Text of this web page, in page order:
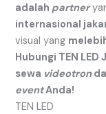
adalah partner
internasional
visual yang
Hubungi TEN
sewa videotron
eventAnda!
TEN LED